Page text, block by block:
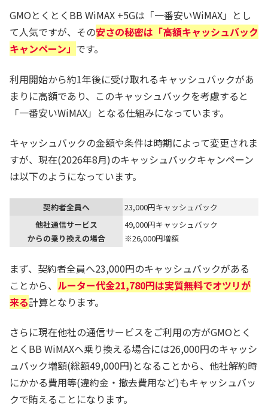
GMOとくとくBB WiMAX +5Gは「一番安いWiMAX」とし
て人気ですが、その安さの秘密は「高額キャッシュバック
キャンペーン」 です。
利用開始から約1年後に受け取れるキャッシュバックがあ
まりに高額であり、このキャッシュバックを考慮すると
「一番安いWiMAX」となる仕組みになっています。
キャッシュバックの金額や条件は時期によって変更されま
すが、現在(2026年8月)のキャッシュバックキャンペーン
は以下のようになっています。
契約者全員へ
23,000円キャッシュバック
他社通信サービス
からの乗り換えの場合
49,000円キャッシュバック
※26,000円増額
まず、契約者全員へ23,000円のキャッシュバックがある
ことから、 ルーター代金21,780円は実質無料でオツリが
来る計算となります。
さらに現在他社の通信サービスをご利用の方がGMOとく
とくBB WiMAXへ乗り換える場合には26,000円のキャッシ
ュバック増額(総額49,000円)となることから、他社解約時
にかかる費用等(違約金・撤去費用など)もキャッシュバッ
クで賄えることになります。